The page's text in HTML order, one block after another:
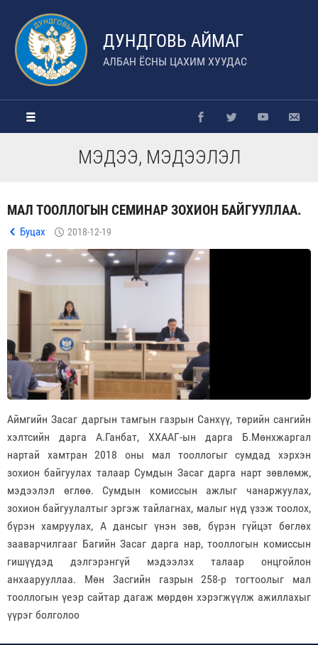
ДУНДГОВЬ АЙМАГ
АЛБАН ЁСНЫ ЦАХИМ ХУУДАС
МЭДЭЭ, МЭДЭЭЛЭЛ
МАЛ ТООЛЛОГЫН СЕМИНАР ЗОХИОН БАЙГУУЛЛАА.
Буцах 2018-12-19
Аймгийн Засаг даргын тамгын газрын Санхүү, төрийн сангийн
хэлтсийн дарга А.Ганбат, ХХААГ-ын дарга Б.Мөнхжаргал
нартай хамтран 2018 оны мал тооллогыг сумдад хэрхэн
зохион байгуулах талаар Сумдын Засаг дарга нарт зөвлөмж,
мэдээлэл өглөө. Сумдын комиссын ажлыг чанаржуулах,
зохион байгуулалтыг эргэж тайлагнах, малыг нүд үзэж тоолох,
бүрэн хамруулах, А дансыг үнэн зөв, бүрэн гүйцэт бөглөх
зааварчилгааг Багийн Засаг дарга нар, тооллогын комиссын
гишүүдэд дэлгэрэнгүй мэдээлэх талаар онцгойлон
анхаарууллаа. Мөн Засгийн газрын 258-р тогтоолыг мал
тооллогын үеэр сайтар дагаж мөрдөн хэрэгжүүлж ажиллахыг
үүрэг болголоо